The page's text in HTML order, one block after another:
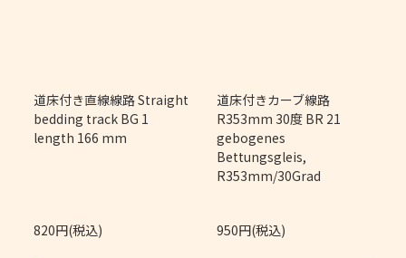
道床付き直線線路 Straight
bedding track BG 1
length 166 mm
820円(税込)
道床付きカーブ線路
R353mm 30度 BR 21
gebogenes
Bettungsgleis,
R353mm/30Grad
950円(税込)